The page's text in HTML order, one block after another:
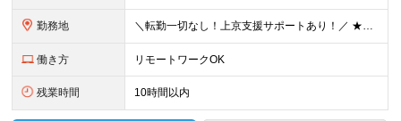
勤務地 ＼転勤一切なし！上京支援サポートあり！／ ★リモートワークも可！／希望を考慮★ 全国、⼀都三県、関東、中部、関⻄、中国、九州など多数 【本社】東京都新宿区新宿1-19-10 サンモールクレスト5F
働き方 リモートワークOK
残業時間 10時間以内